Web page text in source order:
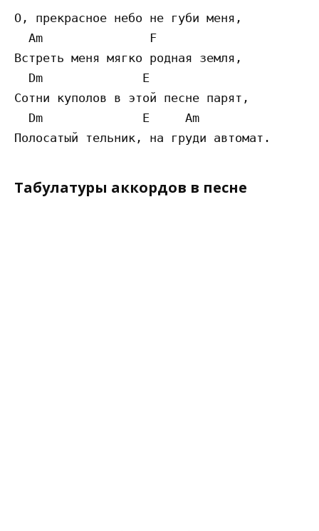
О, прекрасное небо не губи меня,
  Am               F
Встреть меня мягко родная земля,
  Dm              E
Сотни куполов в этой песне парят,
  Dm              E     Am
Табулатуры аккордов в песне